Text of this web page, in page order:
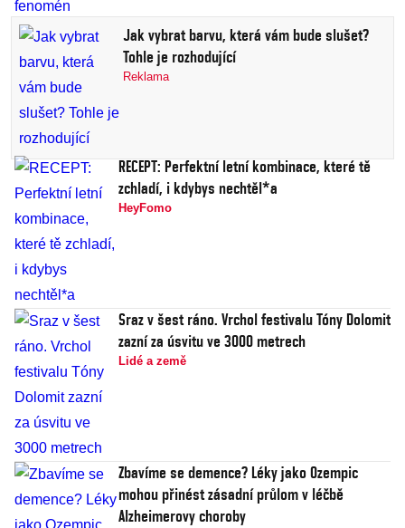
Jak vybrat barvu, která vám bude slušet?
Tohle je rozhodující
Reklama
RECEPT: Perfektní letní kombinace, které tě
zchladí, i kdybys nechtěl*a
HeyFomo
Sraz v šest ráno. Vrchol festivalu Tóny Dolomit
zazní za úsvitu ve 3000 metrech
Lidé a země
Zbavíme se demence? Léky jako Ozempic
mohou přinést zásadní průlom v léčbě
Alzheimerovy choroby